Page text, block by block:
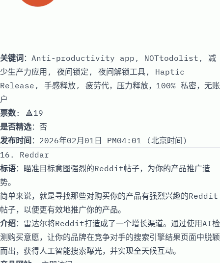
关键词：Anti-productivity app, NOTtodolist, 减
少生产力应用, 夜间锁定, 夜间解锁工具, Haptic
Release, 手感释放, 疲劳代，压力释放，100% 私密，无账
户
票数: 🔺19
是否精选：否
发布时间 ：2026年02月01日 PM04:01 (北京时间)
16. Reddar
标语：瞄准目标意图强烈的Reddit帖子，为你的产品推广造
势。
简单来说，就是寻找那些对购买你的产品有强烈兴趣的Reddit
帖子，以便更有效地推广你的产品。
介绍：雷达尔将Reddit打造成了一个增长渠道。通过使用AI检
测购买意愿，让你的品牌在竞争对手的搜索引擎结果页面中脱颖
而出，获得人工智能搜索曝光，并实现全天候互动。